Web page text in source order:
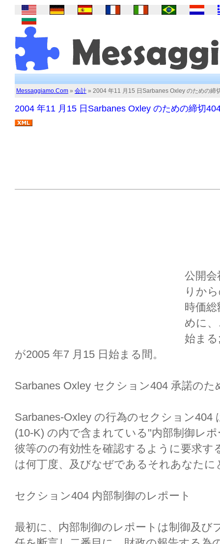
Messaggiamo.Com » 会計 » 2004 年11 月15 日Sarbanes Oxley のための締
2004 年11 月15 日Sarbanes Oxley のための締切
公開
りか
時価
めに
始ま
が2005 年7 月15 日始まる間。
Sarbanes Oxley セクション404 承諾のた
Sarbanes-Oxley の行為のセクション404
(10-K) の内で含まれている"内部制御レ
彼等のの有効性を確認するように要求す
は何丁度、及びなぜであるそれあなた
セクション404 内部制御のレポート
最初に、内部制御のレポートは制御及び